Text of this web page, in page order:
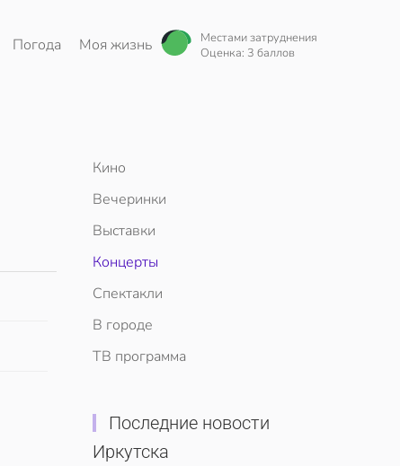
Погода Моя жизнь
Местами затруднения
Оценка: 3 баллов
Кино
Вечеринки
Выставки
Концерты
Спектакли
В городе
ТВ программа
Последние новости
Иркутска